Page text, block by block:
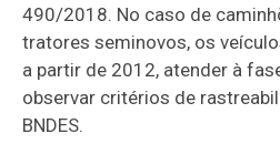
490/2018. No caso de
tratores seminovos, os
a partir de 2012, atender à
observar critérios de
BNDES.